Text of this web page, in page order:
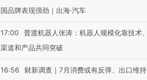
国品牌表现强劲｜出海·汽车
17:00
普渡机器人张涛：机器人规模化靠技术、
渠道和产品共同突破
16:56
财新调查｜7月消费或有反弹、出口维持